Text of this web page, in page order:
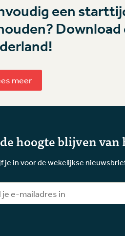
een
Download
meer
hoogte blijven
je in voor de wekelijkse